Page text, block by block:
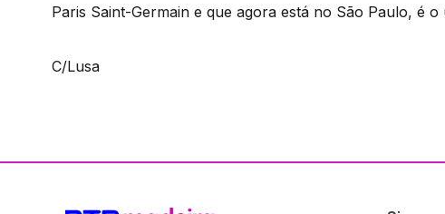
Paris Saint-Germain e que agora está no São Paulo, é
C/Lusa